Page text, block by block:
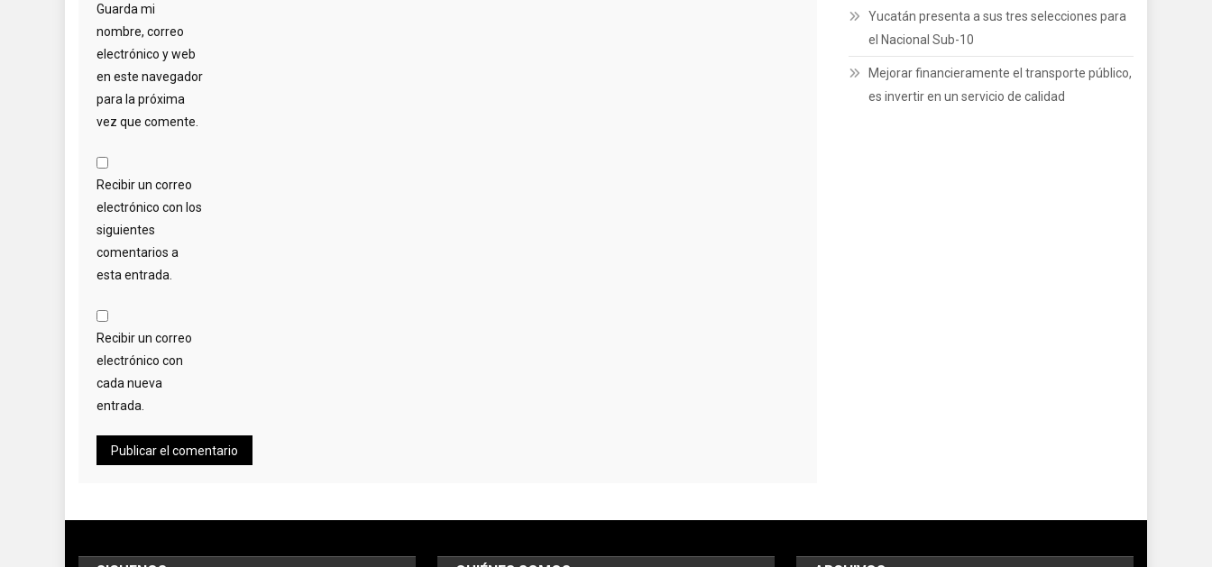
Guarda mi
nombre, correo
electrónico y web
en este navegador
para la próxima
vez que comente.
Recibir un correo
electrónico con los
siguientes
comentarios a
esta entrada.
Recibir un correo
electrónico con
cada nueva
entrada.
Yucatán presenta a sus tres selecciones para
el Nacional Sub-10
Mejorar financieramente el transporte público,
es invertir en un servicio de calidad